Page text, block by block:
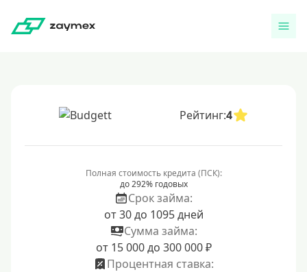
Рейтинг:4
Полная стоимость кредита (ПСК):
до 292% годовых
Срок займа:
от 30 до 1095 дней
Сумма займа:
от 15 000 до 300 000 ₽
Процентная ставка: